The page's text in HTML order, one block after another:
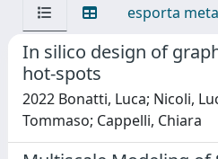
esporta
In silico design of
hot-spots
2022 Bonatti, Luca; Nicoli,
Tommaso; Cappelli, Chiara